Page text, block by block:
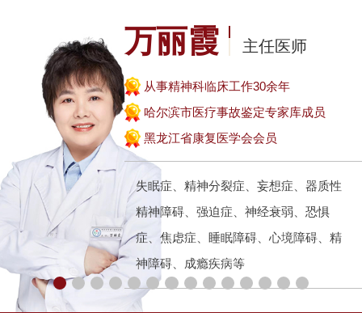
万丽霞 主任医师
从事精神科临床工作30余年
哈尔滨市医疗事故鉴定专家库成员
黑龙江省康复医学会会员
失眠症、精神分裂症、妄想症、器质性
精神障碍、强迫症、神经衰弱、恐惧
症、焦虑症、睡眠障碍、心境障碍、精
神障碍、成瘾疾病等